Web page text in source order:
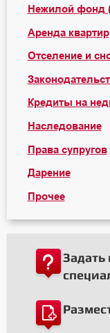
Нежилой фонд
Аренда
Отселение и
Кредиты на
Наследование
Права супругов
Дарение
Прочее